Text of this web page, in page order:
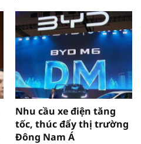
Nhu cầu xe điện tăng
tốc, thúc đẩy thị trường
Đông Nam Á